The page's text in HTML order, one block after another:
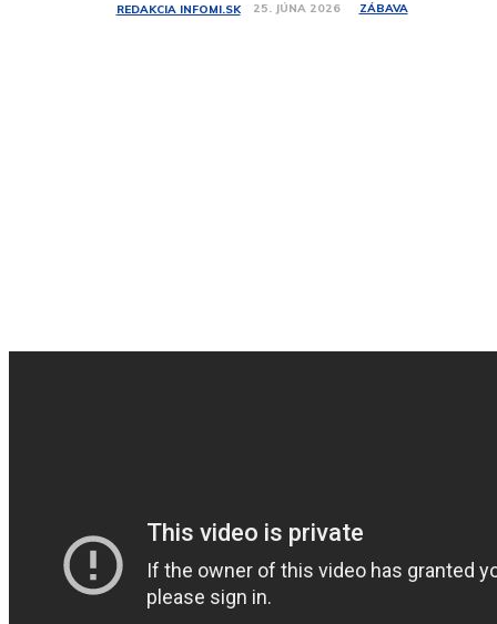
REDAKCIA INFOMI.SK 25. JÚNA 2026 ZÁBAVA